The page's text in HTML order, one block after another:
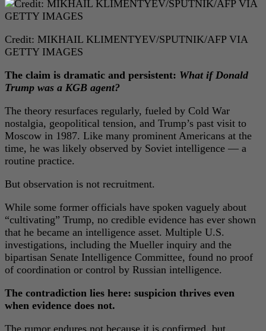
Credit: MIKHAIL KLIMENTYEV/SPUTNIK/AFP VIA
GETTY IMAGES
The claim is dramatic and persistent: What if Donald
Trump was a KGB agent?
The theory resurfaces regularly, fueled by Cold War
nostalgia, geopolitical tension, and Trump’s past visit to
Moscow in 1987. Like many prominent Americans at the
time, he was likely observed by Soviet intelligence — a
routine practice.
But observation is not recruitment.
While some former officials have spoken vaguely about
“cultivating” Trump, no credible evidence has ever shown
that he became an intelligence asset. Multiple U.S.
investigations, including the Mueller inquiry and the
bipartisan Senate Intelligence Committee, found no proof
of coordination or control by Russian intelligence.
The contradiction lies here: suspicion thrives even
when evidence does not.
The rumor endures not because it is confirmed, but